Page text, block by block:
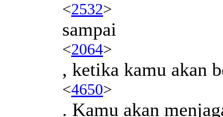
<2532>
sampai
<2064>
, ketika kamu akan
<4650>
. Kamu akan